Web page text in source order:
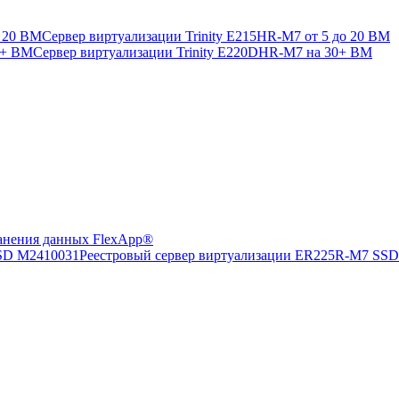
Сервер виртуализации Trinity E215HR-M7 от 5 до 20 ВМ
Сервер виртуализации Trinity E220DHR-M7 на 30+ ВМ
данных FlexApp®
Реестровый сервер виртуализации ER225R-M7